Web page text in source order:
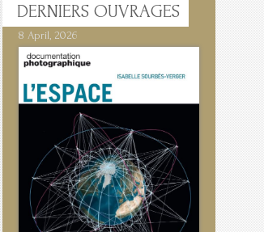
DERNIERS OUVRAGES
8 April, 2026